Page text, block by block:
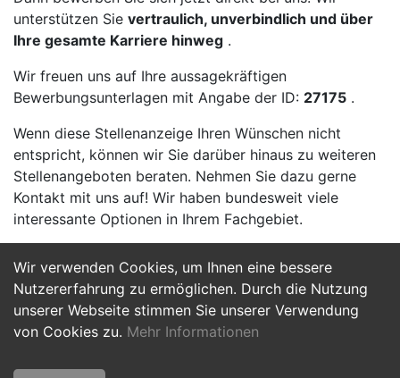
Wir verwenden Cookies, um Ihnen eine bessere
Nutzererfahrung zu ermöglichen. Durch die Nutzung
unserer Webseite stimmen Sie unserer Verwendung
von Cookies zu. Mehr Informationen
unterstützen Sie vertraulich, unverbindlich und über
Ihre gesamte Karriere hinweg .
Wir freuen uns auf Ihre aussagekräftigen
Bewerbungsunterlagen mit Angabe der ID: 27175 .
Wenn diese Stellenanzeige Ihren Wünschen nicht
entspricht, können wir Sie darüber hinaus zu weiteren
Stellenangeboten beraten. Nehmen Sie dazu gerne
Kontakt mit uns auf! Wir haben bundesweit viele
interessante Optionen in Ihrem Fachgebiet.
Jetzt Bewerben